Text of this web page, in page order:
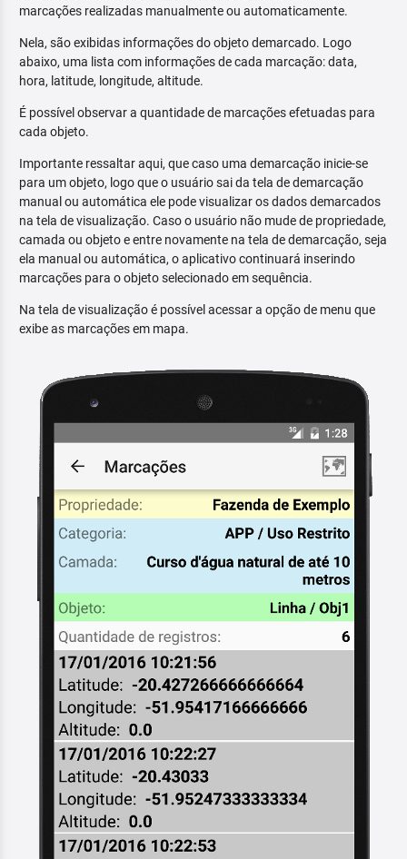
marcações realizadas manualmente ou automaticamente.
Nela, são exibidas informações do objeto demarcado. Logo
abaixo, uma lista com informações de cada marcação: data,
hora, latitude, longitude, altitude.
É possível observar a quantidade de marcações efetuadas para
cada objeto.
Importante ressaltar aqui, que caso uma demarcação inicie-se
para um objeto, logo que o usuário sai da tela de demarcação
manual ou automática ele pode visualizar os dados demarcados
na tela de visualização. Caso o usuário não mude de propriedade,
camada ou objeto e entre novamente na tela de demarcação, seja
ela manual ou automática, o aplicativo continuará inserindo
marcações para o objeto selecionado em sequência.
Na tela de visualização é possível acessar a opção de menu que
exibe as marcações em mapa.